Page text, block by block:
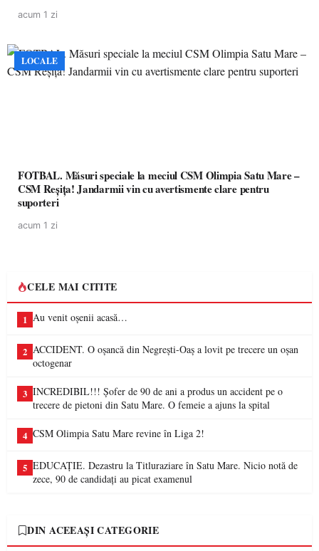
acum 1 zi
LOCALE
FOTBAL. Măsuri speciale la meciul CSM Olimpia Satu Mare –
CSM Reșița! Jandarmii vin cu avertismente clare pentru
suporteri
acum 1 zi
CELE MAI CITITE
1 Au venit oșenii acasă…
2 ACCIDENT. O oșancă din Negrești-Oaș a lovit pe trecere un oșan
octogenar
3 INCREDIBIL!!! Șofer de 90 de ani a produs un accident pe o
trecere de pietoni din Satu Mare. O femeie a ajuns la spital
4 CSM Olimpia Satu Mare revine în Liga 2!
5 EDUCAȚIE. Dezastru la Titluraziare în Satu Mare. Nicio notă de
zece, 90 de candidați au picat examenul
DIN ACEEAȘI CATEGORIE